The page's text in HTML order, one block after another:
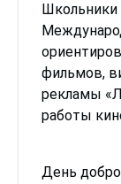
Школьники
фильмов,
рекламы
работы
День